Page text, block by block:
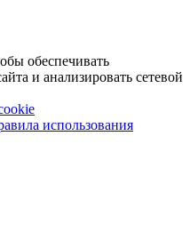
обеспечивать
и анализировать сетевой
использования